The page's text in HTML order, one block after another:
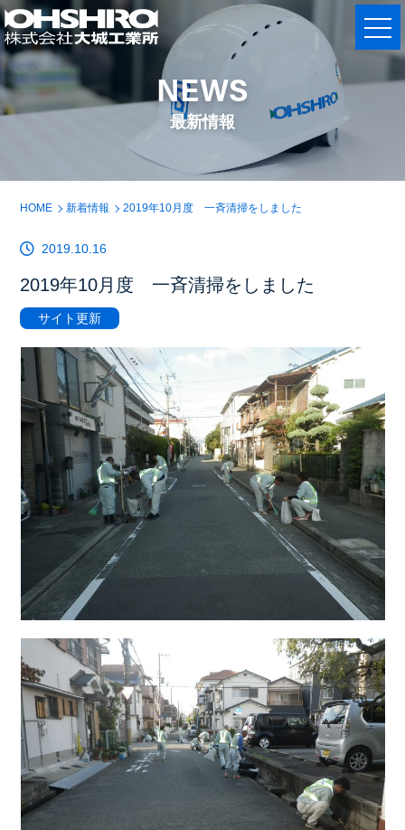
NEWS
最新情報
HOME 新着情報 2019年10月度 一斉清掃をしました
2019.10.16
2019年10月度 一斉清掃をしました
サイト更新